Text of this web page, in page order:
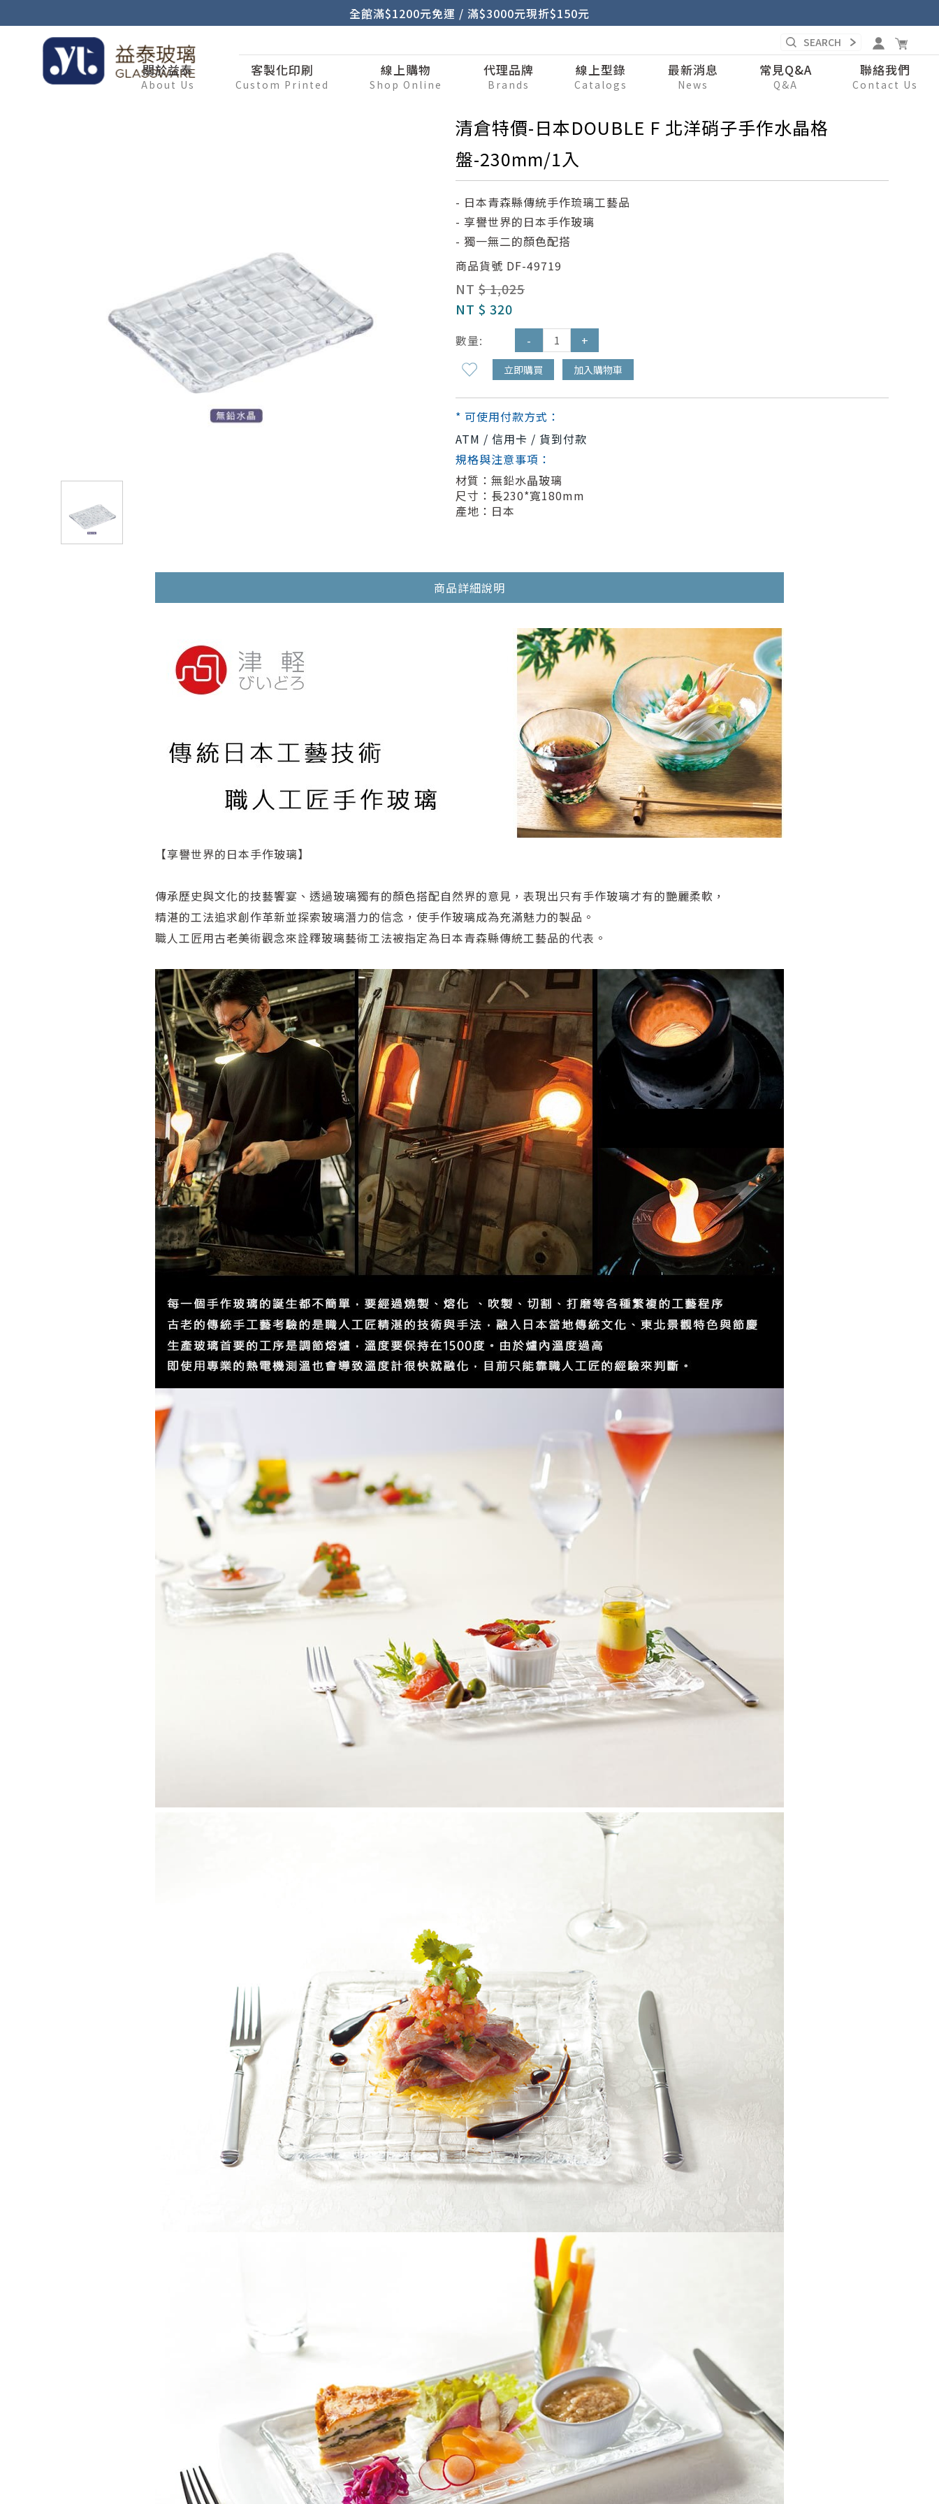
全館滿$1200元免運 / 滿$3000元現折$150元
關於益泰
About Us
客製化印刷
Custom Printed
線上購物
Shop Online
代理品牌
Brands
線上型錄
Catalogs
最新消息
News
常見Q&A
Q&A
聯絡我們
Contact Us
清倉特價-日本DOUBLE F 北洋硝子手作水晶格
盤-230mm/1入
- 日本青森縣傳統手作琉璃工藝品
- 享譽世界的日本手作玻璃
- 獨一無二的顏色配搭
商品貨號 DF-49719
NT $ 1,025
NT $ 320
數量: - +
立即購買 加入購物車
* 可使用付款方式：
ATM / 信用卡 / 貨到付款
規格與注意事項：
材質：無鉛水晶玻璃
尺寸：長230*寬180mm
產地：日本
商品詳細說明
【享譽世界的日本手作玻璃】
傳承歷史與文化的技藝饗宴、透過玻璃獨有的顏色搭配自然界的意見，表現出只有手作玻璃才有的艷麗柔軟，
精湛的工法追求創作革新並探索玻璃潛力的信念，使手作玻璃成為充滿魅力的製品。
職人工匠用古老美術觀念來詮釋玻璃藝術工法被指定為日本青森縣傳統工藝品的代表。